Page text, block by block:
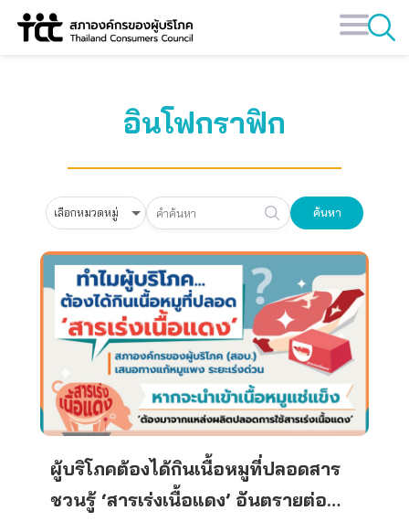
Skip
อินโฟกราฟิก
ค้นหา
ผู้บริโภคต้องได้กินเนื้อหมูที่ปลอดสาร
ชวนรู้ ‘สารเร่งเนื้อแดง’ อันตรายต่อ